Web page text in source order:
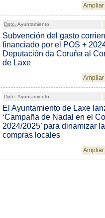
Dpto. Ayuntamiento
Subvención del gasto
financiado por el POS +
Deputación da Coruña al
de Laxe
Dpto. Ayuntamiento
El Ayuntamiento de Laxe
‘Campaña de Nadal en el
2024/2025’ para dinamizar
compras locales